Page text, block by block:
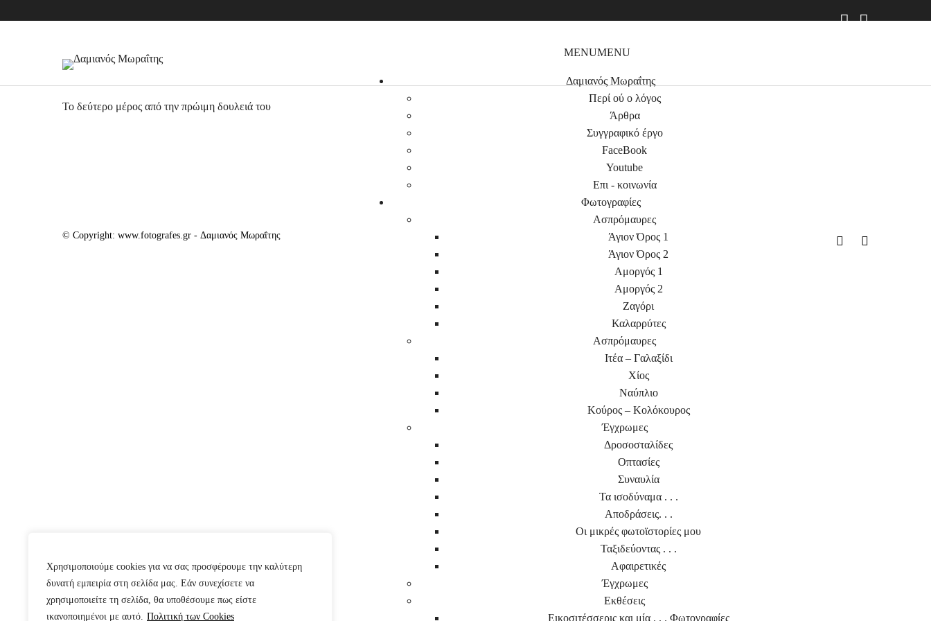
Χρησιμοποιούμε cookies για να σας προσφέρουμε την καλύτερη
δυνατή εμπειρία στη σελίδα μας. Εάν συνεχίσετε να
χρησιμοποιείτε τη σελίδα, θα υποθέσουμε πως είστε
ικανοποιημένοι με αυτό. Πολιτική των Cookies
MENUMENU
Δαμιανός Μωραΐτης
Περί ού ο λόγος
Άρθρα
Συγγραφικό έργο
FaceBook
Youtube
Επι - κοινωνία
Φωτογραφίες
Ασπρόμαυρες
Άγιον Όρος 1
Άγιον Όρος 2
Αμοργός 1
Αμοργός 2
Ζαγόρι
Καλαρρύτες
Ασπρόμαυρες
Ιτέα – Γαλαξίδι
Χίος
Ναύπλιο
Κούρος – Κολόκουρος
Έγχρωμες
Δροσοσταλίδες
Οπτασίες
Συναυλία
Τα ισοδύναμα . . .
Αποδράσεις. . .
Οι μικρές φωτοϊστορίες μου
Ταξιδεύοντας . . .
Αφαιρετικές
Έγχρωμες
Εκθέσεις
Εικοσιτέσσερις και μία . . . Φωτογραφίες
Το δεύτερο μέρος από την πρώιμη δουλειά του
© Copyright: www.fotografes.gr - Δαμιανός Μωραΐτης